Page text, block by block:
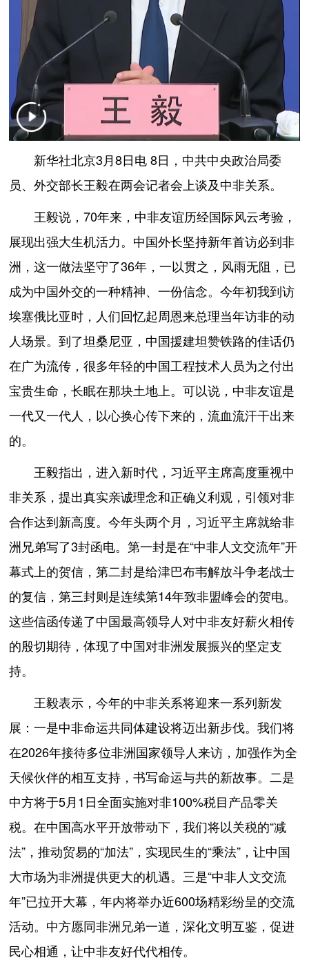
新华社北京3月8日电 8日，中共中央政治局委
员、外交部长王毅在两会记者会上谈及中非关系。
王毅说，70年来，中非友谊历经国际风云考验，
展现出强大生机活力。中国外长坚持新年首访必到非
洲，这一做法坚守了36年，一以贯之，风雨无阻，已
成为中国外交的一种精神、一份信念。今年初我到访
埃塞俄比亚时，人们回忆起周恩来总理当年访非的动
人场景。到了坦桑尼亚，中国援建坦赞铁路的佳话仍
在广为流传，很多年轻的中国工程技术人员为之付出
宝贵生命，长眠在那块土地上。可以说，中非友谊是
一代又一代人，以心换心传下来的，流血流汗干出来
的。
王毅指出，进入新时代，习近平主席高度重视中
非关系，提出真实亲诚理念和正确义利观，引领对非
合作达到新高度。今年头两个月，习近平主席就给非
洲兄弟写了3封函电。第一封是在“中非人文交流年”开
幕式上的贺信，第二封是给津巴布韦解放斗争老战士
的复信，第三封则是连续第14年致非盟峰会的贺电。
这些信函传递了中国最高领导人对中非友好薪火相传
的殷切期待，体现了中国对非洲发展振兴的坚定支
持。
王毅表示，今年的中非关系将迎来一系列新发
展：一是中非命运共同体建设将迈出新步伐。我们将
在2026年接待多位非洲国家领导人来访，加强作为全
天候伙伴的相互支持，书写命运与共的新故事。二是
中方将于5月1日全面实施对非100%税目产品零关
税。在中国高水平开放带动下，我们将以关税的“减
法”，推动贸易的“加法”，实现民生的“乘法”，让中国
大市场为非洲提供更大的机遇。三是“中非人文交流
年”已拉开大幕，年内将举办近600场精彩纷呈的交流
活动。中方愿同非洲兄弟一道，深化文明互鉴，促进
民心相通，让中非友好代代相传。